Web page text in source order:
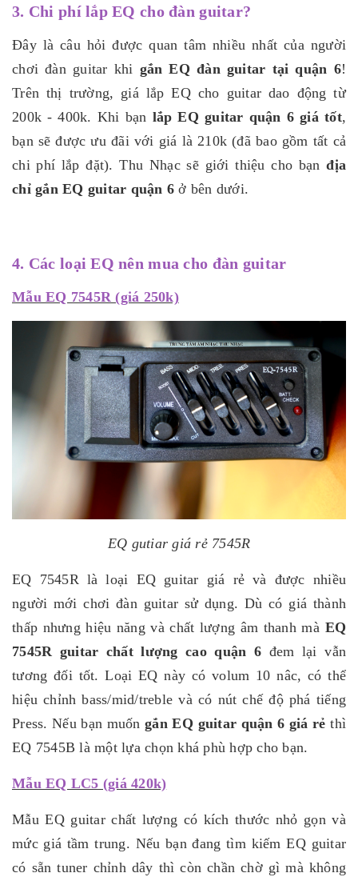
3. Chi phí lắp EQ cho đàn guitar?
Đây là câu hỏi được quan tâm nhiều nhất của người
chơi đàn guitar khi gắn EQ đàn guitar tại quận 6!
Trên thị trường, giá lắp EQ cho guitar dao động từ
200k - 400k. Khi bạn lắp EQ guitar quận 6 giá tốt,
bạn sẽ được ưu đãi với giá là 210k (đã bao gồm tất cả
chi phí lắp đặt). Thu Nhạc sẽ giới thiệu cho bạnđịa
chỉ gắn EQ guitar quận 6 ở bên dưới.
4. Các loại EQ nên mua cho đàn guitar
Mẫu EQ 7545R (giá 250k)
EQ gutiar giá rẻ 7545R
EQ 7545R là loại EQ guitar giá rẻ và được nhiều
người mới chơi đàn guitar sử dụng. Dù có giá thành
thấp nhưng hiệu năng và chất lượng âm thanh mà EQ
7545R guitar chất lượng cao quận 6 đem lại vẫn
tương đối tốt. Loại EQ này có volum 10 nâc, có thể
hiệu chỉnh bass/mid/treble và có nút chế độ phá tiếng
Press. Nếu bạn muốngắn EQ guitar quận 6 giá rẻ thì
EQ 7545B là một lựa chọn khá phù hợp cho bạn.
Mẫu EQ LC5 (giá 420k)
Mẫu EQ guitar chất lượng có kích thước nhỏ gọn và
mức giá tầm trung. Nếu bạn đang tìm kiếm EQ guitar
có sẵn tuner chỉnh dây thì còn chần chờ gì mà không